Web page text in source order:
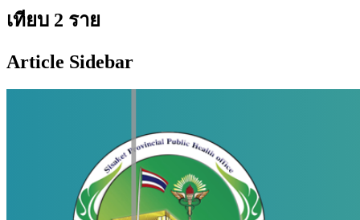
เทียบ 2 ราย
Article Sidebar